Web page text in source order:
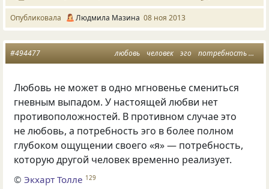
Опубликовала Людмила Мазина 08 ноя 2013
любовь человек эго потребность
#494477
Любовь не может в одно мгновенье смениться
гневным выпадом. У настоящей любви нет
противоположностей. В противном случае это
не любовь, а потребность эго в более полном
глубоком ощущении своего «я» — потребность,
которую другой человек временно реализует.
©Экхарт Толле 129